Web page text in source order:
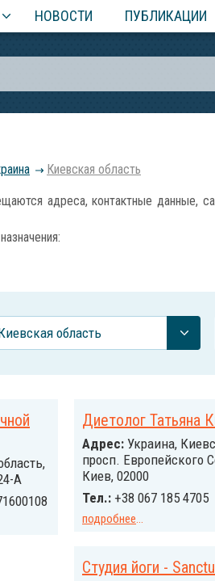
НОВОСТИ ПУБЛИКАЦИИ
Киевская область
контактные данные,
область
А
Диетолог Татьяна
Адрес: Украина,
просп. Европейского
Киев, 02000
Тел.: +38 067 185 4705
подробнее...
Студия йоги -